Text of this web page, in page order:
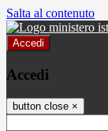
Salta al contenuto
Accedi
Accedi
button close ×